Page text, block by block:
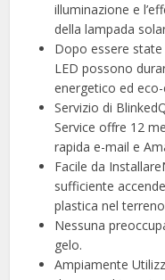
illuminazione e
della lampada
Dopo essere
LED possono
energetico ed
Servizio di
Service offre 12
rapida e-mail e
Facile da
sufficiente
plastica nel terreno
Nessuna
gelo.
Ampiamente